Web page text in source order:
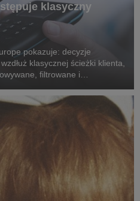
klasyczny
pokazuje: decyzje
klasycznej ścieżki klienta,
filtrowane i